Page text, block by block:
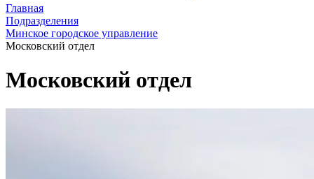
Главная
Подразделения
Минское городское управление
Московский отдел
Московский отдел